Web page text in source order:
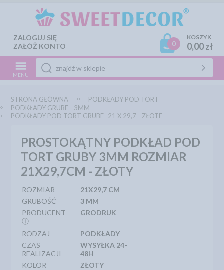
ZALOGUJ SIĘ
ZAŁÓŻ KONTO
0
KOSZYK
0,00 zł
MENU
STRONA GŁÓWNA
PODKŁADY POD TORT
PODKŁADY GRUBE - 3MM
PODKŁADY POD TORT GRUBE- 21 X 29,7 - ZŁOTE
PROSTOKĄTNY PODKŁAD POD
TORT GRUBY 3MM ROZMIAR
21X29,7CM - ZŁOTY
ROZMIAR
21X29,7 CM
GRUBOŚĆ
3 MM
PRODUCENT
ⓘ
GRODRUK
RODZAJ
PODKŁADY
CZAS
REALIZACJI
WYSYŁKA 24-
48H
KOLOR
ZŁOTY